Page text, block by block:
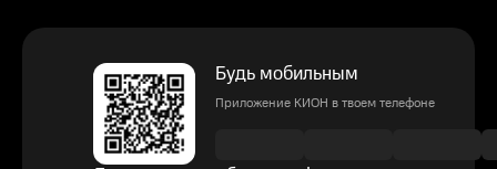
Будь мобильным
Приложение КИОН в твоем телефоне